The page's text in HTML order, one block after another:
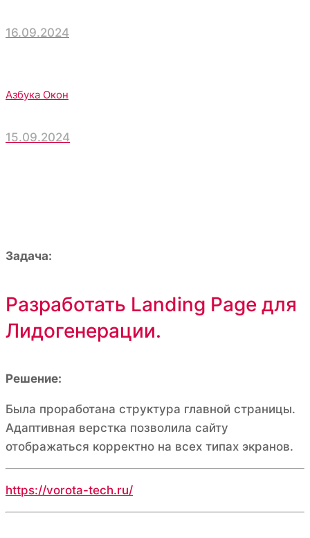
16.09.2024
Азбука Окон
15.09.2024
Задача:
Разработать Landing Page для
Лидогенерации.
Решение:
Была проработана структура главной страницы.
Адаптивная верстка позволила сайту
отображаться корректно на всех типах экранов.
https://vorota-tech.ru/